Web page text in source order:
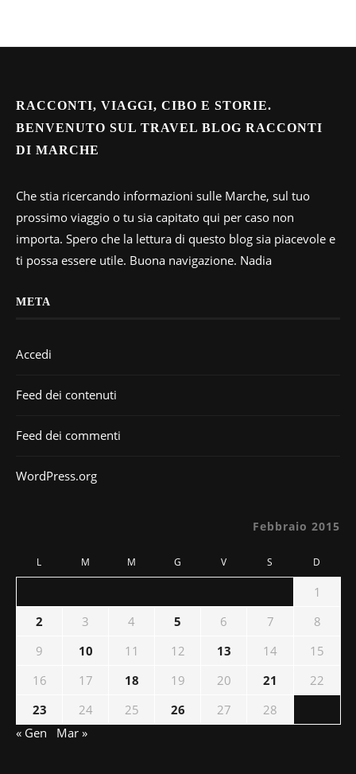
RACCONTI, VIAGGI, CIBO E STORIE.
BENVENUTO SUL TRAVEL BLOG RACCONTI
DI MARCHE
Che stia ricercando informazioni sulle Marche, sul tuo
prossimo viaggio o tu sia capitato qui per caso non
importa. Spero che la lettura di questo blog sia piacevole e
ti possa essere utile. Buona navigazione. Nadia
META
Accedi
Feed dei contenuti
Feed dei commenti
WordPress.org
Febbraio 2015
L M M G V S D
1
2
3 4 5 6 7
8
9
10 11 12 13 14
15
16
17 18 19 20 21
22
23
24 25 26 27
28
« Gen
Mar »